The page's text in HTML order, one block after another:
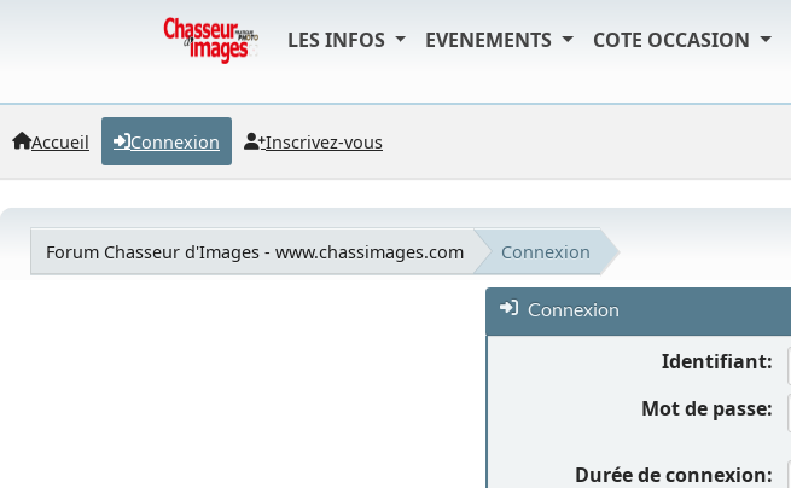
LES INFOS EVENEMENTS COTE OCCASION
Accueil Connexion Inscrivez-vous
Forum Chasseur d'Images - www.chassimages.com Connexion
Connexion
Identifiant:
Mot de passe:
Durée de connexion: